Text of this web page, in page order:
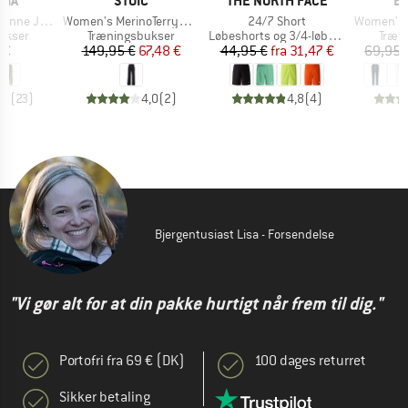
Joggers
(23)
Artikel
Women's MerinoTerry250 BaraSt. Wide Pants
Produktgruppe
Træningsbukser
Pris
149,95 €Nedsat pris
67,48 €
4,0(2)
Artikel
24/7 Short
Produktgruppe
Løbeshorts og 3/4-løbetights
Pris
44,95 € Nedsat pris
fra 31,47 €
4,8(4)
Artikel
Women's
69,95
Bjergentusiast Lisa - Forsendelse
"Vi gør alt for at din pakke hurtigt når frem til dig."
Portofri fra 69 € (DK)
Sikker betaling
100 dages returret